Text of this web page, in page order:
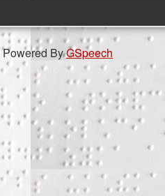
Powered ByGSpeech